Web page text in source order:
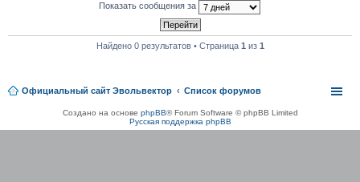
Показать сообщения за
Найдено 0 результатов • Страница 1 из 1
Официальный сайт Эвольвектор Список форумов
Создано на основе phpBB® Forum Software © phpBB Limited
Русская поддержка phpBB